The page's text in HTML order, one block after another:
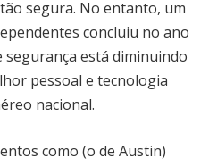
segura. No entanto, um
concluiu no ano
segurança está diminuindo
pessoal e tecnologia
nacional.
como (o de Austin)